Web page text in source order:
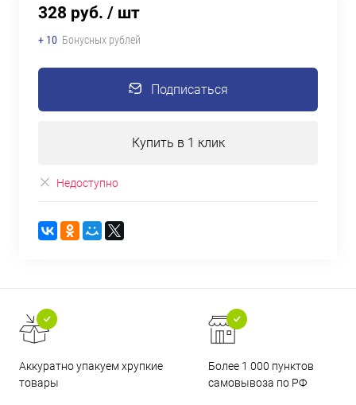
328 руб. / шт
+ 10 Бонусных рублей
Подписаться
Купить в 1 клик
Недоступно
Аккуратно упакуем хрупкие
товары
Более 1 000 пунктов
самовывоза по РФ